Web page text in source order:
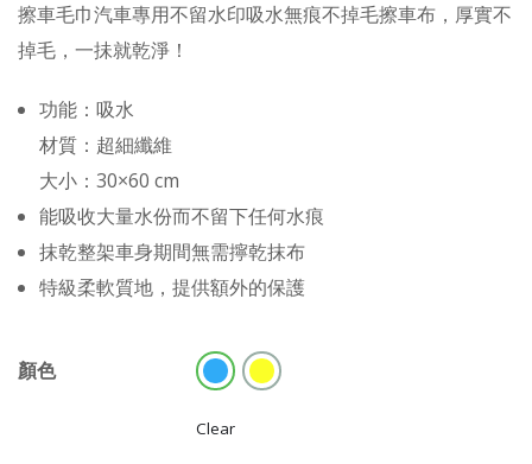
擦車毛巾汽車專用不留水印吸水無痕不掉毛擦車布，厚實不
掉毛，一抺就乾淨！
功能：吸水
材質：超細纖維
大小：30×60 cm
能吸收大量水份而不留下任何水痕
抹乾整架車身期間無需擰乾抹布
特級柔軟質地，提供額外的保護
顏色
Clear